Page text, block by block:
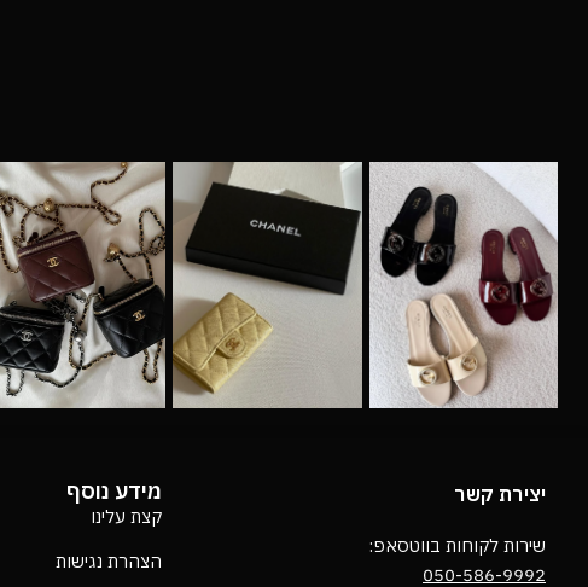
יצירת קשר
שירות לקוחות בווטסאפ:
050-586-9992
מידע נוסף
קצת עלינו
הצהרת נגישות